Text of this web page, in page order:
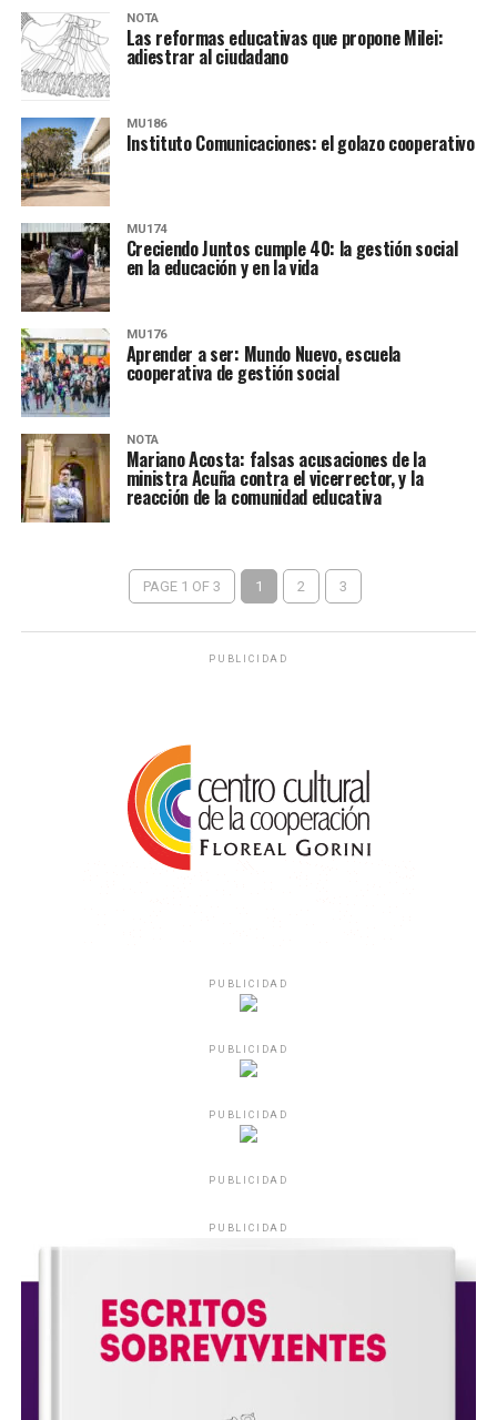
NOTA
Las reformas educativas que propone Milei:
adiestrar al ciudadano
MU186
Instituto Comunicaciones: el golazo cooperativo
MU174
Creciendo Juntos cumple 40: la gestión social
en la educación y en la vida
MU176
Aprender a ser: Mundo Nuevo, escuela
cooperativa de gestión social
NOTA
Mariano Acosta: falsas acusaciones de la
ministra Acuña contra el vicerrector, y la
reacción de la comunidad educativa
PAGE 1 OF 3 1 2 3
PUBLICIDAD
PUBLICIDAD
PUBLICIDAD
PUBLICIDAD
PUBLICIDAD
PUBLICIDAD